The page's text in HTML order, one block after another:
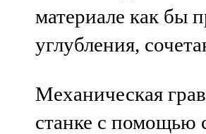
материале как бы
углубления,
Механическая
станке с помощью